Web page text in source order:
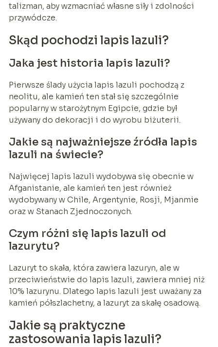
talizman, aby wzmacniać własne siły i zdolności
przywódcze.
Skąd pochodzi lapis lazuli?
Jaka jest historia lapis lazuli?
Pierwsze ślady użycia lapis lazuli pochodzą z
neolitu, ale kamień ten stał się szczególnie
popularny w starożytnym Egipcie, gdzie był
używany do dekoracji i do wyrobu biżuterii.
Jakie są najważniejsze źródła lapis
lazuli na świecie?
Najwięcej lapis lazuli wydobywa się obecnie w
Afganistanie, ale kamień ten jest również
wydobywany w Chile, Argentynie, Rosji, Mjanmie
oraz w Stanach Zjednoczonych.
Czym różni się lapis lazuli od
lazurytu?
Lazuryt to skała, która zawiera lazuryn, ale w
przeciwieństwie do lapis lazuli, zawiera mniej niż
10% lazurynu. Dlatego lapis lazuli jest uważany za
kamień półszlachetny, a lazuryt za skałę osadową.
Jakie są praktyczne
zastosowania lapis lazuli?